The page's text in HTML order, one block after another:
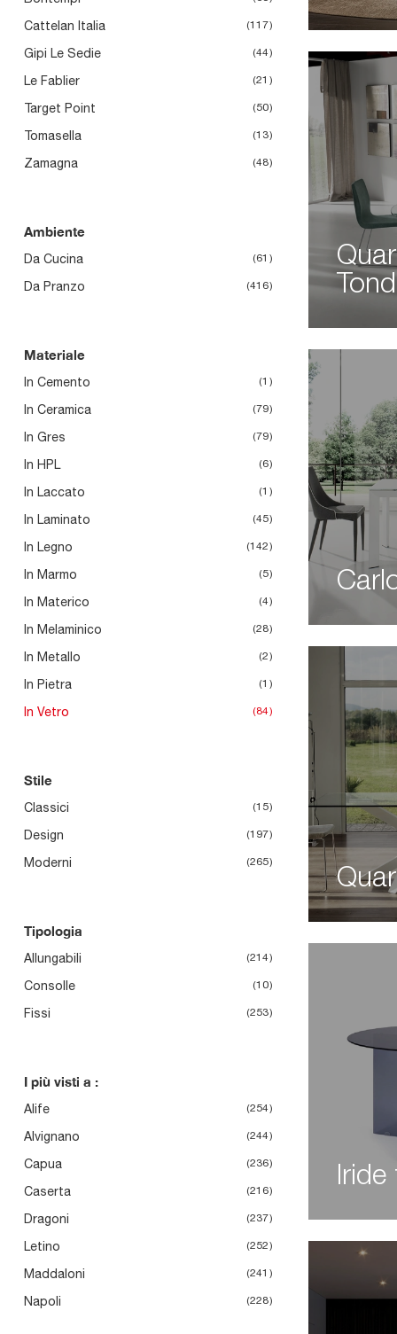
Cattelan Italia 117
Gipi Le Sedie 44
Le Fablier 21
Target Point 50
Tomasella 13
Zamagna 48
Ambiente
Da Cucina 61
Da Pranzo 416
Materiale
In Cemento 1
In Ceramica 79
In Gres 79
In HPL 6
In Laccato 1
In Laminato 45
In Legno 142
In Marmo 5
In Materico 4
In Melaminico 28
In Metallo 2
In Pietra 1
In Vetro 84
Stile
Classici 15
Design 197
Moderni 265
Tipologia
Allungabili 214
Consolle 10
Fissi 253
I più visti a :
Alife 254
Alvignano 244
Capua 236
Caserta 216
Dragoni 237
Letino 252
Maddaloni 241
Napoli 228